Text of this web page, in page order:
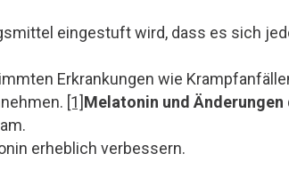
eingestuft wird, dass es sich
Erkrankungen wie
[1]Melatonin und Änderungen
erheblich verbessern.